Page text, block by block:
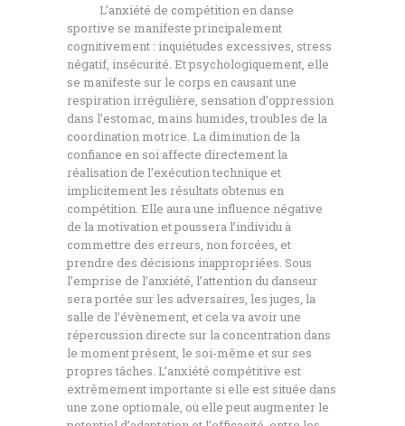
L’anxiété de compétition en danse
sportive se manifeste principalement
cognitivement : inquiétudes excessives, stress
négatif, insécurité. Et psychologiquement, elle
se manifeste sur le corps en causant une
respiration irrégulière, sensation d’oppression
dans l’estomac, mains humides, troubles de la
coordination motrice. La diminution de la
confiance en soi affecte directement la
réalisation de l’exécution technique et
implicitement les résultats obtenus en
compétition. Elle aura une influence négative
de la motivation et poussera l’individu à
commettre des erreurs, non forcées, et
prendre des décisions inappropriées. Sous
l’emprise de l’anxiété, l’attention du danseur
sera portée sur les adversaires, les juges, la
salle de l’évènement, et cela va avoir une
répercussion directe sur la concentration dans
le moment présent, le soi-même et sur ses
propres tâches. L’anxiété compétitive est
extrêmement importante si elle est située dans
une zone optiomale, où elle peut augmenter le